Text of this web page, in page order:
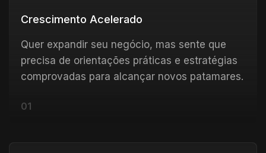
Crescimento Acelerado
Quer expandir seu negócio, mas sente que
precisa de orientações práticas e estratégias
comprovadas para alcançar novos patamares.
01